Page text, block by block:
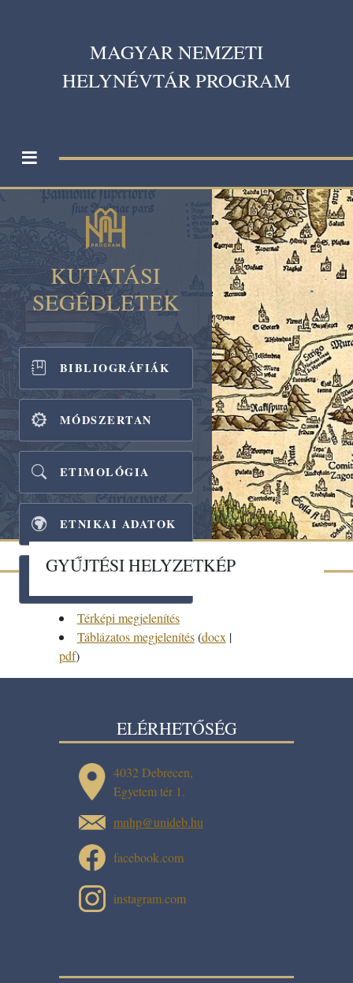
MAGYAR NEMZETI
HELYNÉVTÁR PROGRAM
≡
FŐOLDAL
A
KUTATÓCSOPORT
KIADVÁNYOK
NÉVARCHÍVUM
KUTATÁSI
SEGÉDLETEK
OKTATÁS
HÍREK
KUTATÁSI
SEGÉDLETEK
BIBLIOGRÁFIÁK
MÓDSZERTAN
ETIMOLÓGIA
ETNIKAI ADATOK
GYŰJTÉSI
GYŰJTÉSI HELYZETKÉP
Térképi megjelenítés
Táblázatos megjelenítés(docx |
pdf)
ELÉRHETŐSÉG
4032 Debrecen,
Egyetem tér 1.
mnhp@unideb.hu
facebook.com
instagram.com